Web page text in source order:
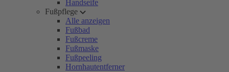
Handseife
Fußpflege
Alle anzeigen
Fußbad
Fußcreme
Fußmaske
Fußpeeling
Hornhautentferner